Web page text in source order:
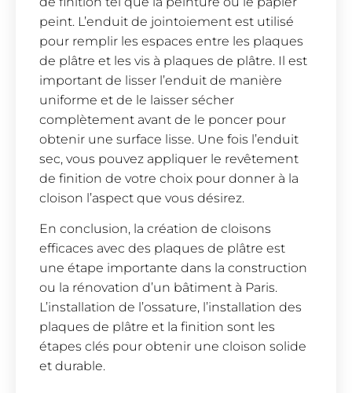
peint. L’enduit de jointoiement est utilisé
pour remplir les espaces entre les plaques
de plâtre et les vis à plaques de plâtre. Il est
important de lisser l’enduit de manière
uniforme et de le laisser sécher
complètement avant de le poncer pour
obtenir une surface lisse. Une fois l’enduit
sec, vous pouvez appliquer le revêtement
de finition de votre choix pour donner à la
cloison l’aspect que vous désirez.
En conclusion, la création de cloisons
efficaces avec des plaques de plâtre est
une étape importante dans la construction
ou la rénovation d’un bâtiment à Paris.
L’installation de l’ossature, l’installation des
plaques de plâtre et la finition sont les
étapes clés pour obtenir une cloison solide
et durable.